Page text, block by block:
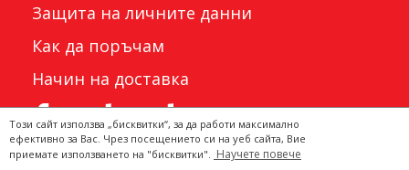
Защита на личните данни
Как да поръчам
Начин на доставка
Този сайт използва „бисквитки“, за да работи максимално
ефективно за Вас. Чрез посещението си на уеб сайта, Вие
приемате използването на "бисквитки".
Научете повече